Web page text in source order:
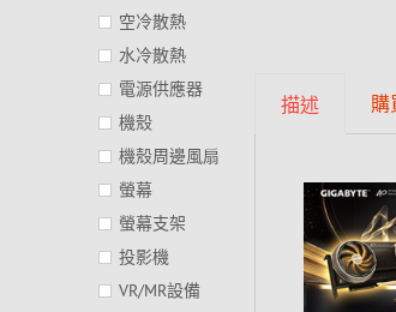
描述 購
空冷散熱
水冷散熱
電源供應器
機殼
機殼周邊風扇
螢幕
螢幕支架
投影機
VR/MR設備